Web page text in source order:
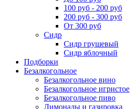
100 руб - 200 руб
200 руб - 300 руб
От 300 руб
Сидр
Сидр грушевый
Сидр яблочный
Подборки
Безалкогольное
Безалкогольное вино
Безалкогольное игристое
Безалкогольное пиво
Лимонады и газировка